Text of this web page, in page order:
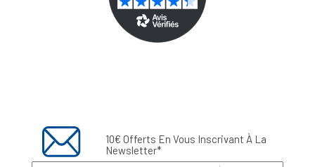
10€ Offerts En Vous Inscrivant À La
Newsletter*